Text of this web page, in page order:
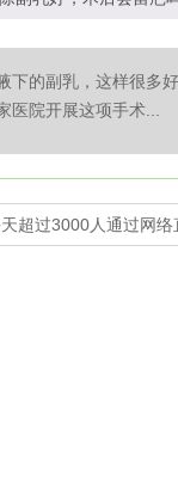
下的副乳，这样很多
医院开展这项手术...
天超过3000人通过网